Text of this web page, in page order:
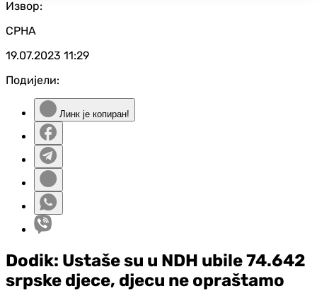
Извор:
СРНА
19.07.2023 11:29
Подијели:
Линк је копиран!
Dodik: Ustaše su u NDH ubile 74.642
srpske djece, djecu ne opraštamo